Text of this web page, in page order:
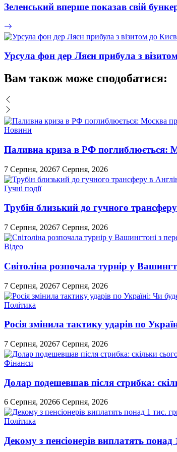
Зеленський вперше показав свій
Урсула фон дер Ляєн прибула з
Вам також може сподобатися:
Новини
Паливна криза в РФ поглиблюється:
7 Серпня, 20267 Серпня, 2026
Гучні події
Трубін близький до гучного
7 Серпня, 20267 Серпня, 2026
Відео
Світоліна розпочала турнір у
7 Серпня, 20267 Серпня, 2026
Політика
Росія змінила тактику ударів по
7 Серпня, 20267 Серпня, 2026
Фінанси
Долар подешевшав після стрибка:
6 Серпня, 20266 Серпня, 2026
Політика
Декому з пенсіонерів виплатять